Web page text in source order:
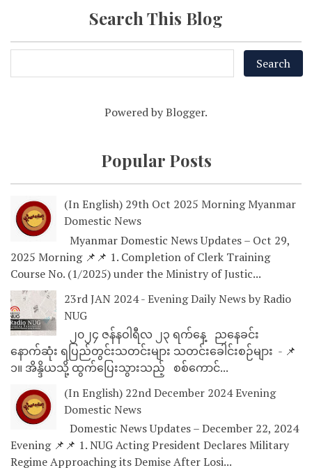
Search This Blog
Powered byBlogger.
Popular Posts
(In English) 29th Oct 2025 Morning Myanmar
Domestic News
Myanmar Domestic News Updates – Oct 29,
2025 Morning 📌📌 1. Completion of Clerk Training
Course No. (1/2025) under the Ministry of Justic...
23rd JAN 2024 - Evening Daily News by Radio
NUG
၂၀၂၄ ဇန်နဝါရီလ ၂၃ ရက်နေ့ ညနေခင်း
နောက်ဆုံး ရပြည်တွင်းသတင်းများ သတင်းခေါင်းစဉ်များ - 📌
၁။ အိန္ဒိယသို့ ထွက်ပြေးသွားသည့် စစ်ကောင်...
(In English) 22nd December 2024 Evening
Domestic News
Domestic News Updates – December 22, 2024
Evening 📌📌 1. NUG Acting President Declares Military
Regime Approaching its Demise After Losi...